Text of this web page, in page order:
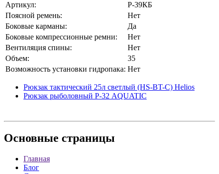
Артикул:
Р-39КБ
Поясной ремень:
Нет
Боковые карманы:
Да
Боковые компрессионные ремни:
Нет
Вентиляция спины:
Нет
Объем:
35
Возможность установки гидропака: Нет
Рюкзак тактический 25л светлый (HS-BT-C) Helios
Рюкзак рыболовный Р-32 AQUATIC
Основные страницы
Главная
Блог